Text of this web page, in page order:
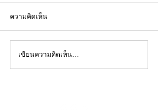
คอลัมน์"จับชีพจรวงการ
พระ"ประจำพุธที่ 29
ความคิดเห็น
เขียนความคิดเห็น…